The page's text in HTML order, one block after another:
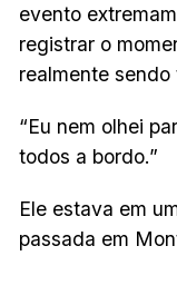
evento
registrar o
realmente sendo
“Eu nem olhei
todos a bordo.”
Ele estava em
passada em